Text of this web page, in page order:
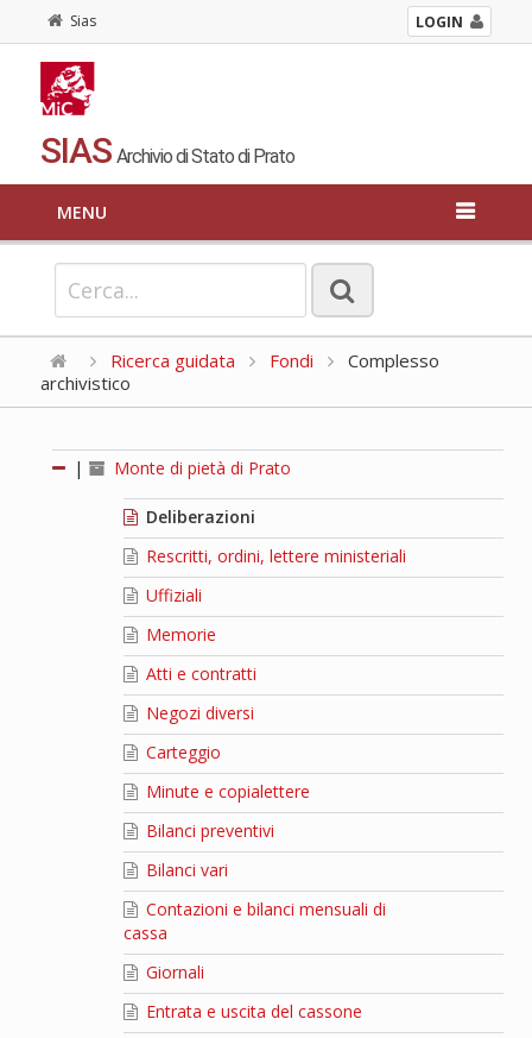
Sias LOGIN
SIAS Archivio di Stato di Prato
MENU
Ricerca guidata Fondi
Complesso
archivistico
| Monte di pietà di Prato
Deliberazioni
Rescritti, ordini, lettere ministeriali
Uffiziali
Memorie
Atti e contratti
Negozi diversi
Carteggio
Minute e copialettere
Bilanci preventivi
Bilanci vari
Contazioni e bilanci mensuali di
cassa
Giornali
Entrata e uscita del cassone